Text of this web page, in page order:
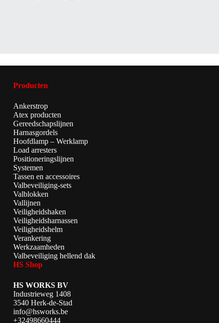
Producten
Ankerstrop
Atex producten
Gereedschapslijnen
Harnasgordels
Hoofdlamp – Werklamp
Load arresters
Positioneringslijnen
Systemen
Tassen en accessoires
Valbeveiliging-sets
Valblokken
Vallijnen
Veiligheidshaken
Veiligheidsharnassen
Veiligheidshelm
Verankering
Werkzaamheden
Valbeveiliging hellend dak
HS Shop
HS WORKS BV
Industrieweg 1408
3540 Herk-de-Stad
info@hsworks.be
+32498660444